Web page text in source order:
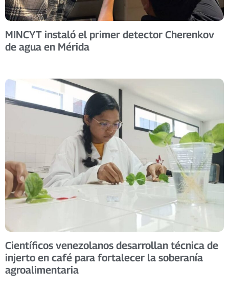
MINCYT instaló el primer detector Cherenkov
de agua en Mérida
Científicos venezolanos desarrollan técnica de
injerto en café para fortalecer la soberanía
agroalimentaria